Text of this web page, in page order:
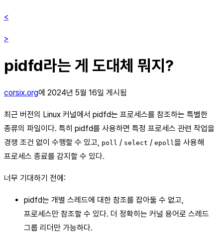
<
>
pidfd라는 게 도대체 뭐지?
corsix.org에 2024년 5월 16일 게시됨
최근 버전의 Linux 커널에서 pidfd는 프로세스를 참조하는 특별한
종류의 파일이다. 특히 pidfd를 사용하면 특정 프로세스 관련 작업을
경쟁 조건 없이 수행할 수 있고,
poll / select / epoll 을 사용해
프로세스 종료를 감지할 수 있다.
너무 기대하기 전에:
pidfd는 개별 스레드에 대한 참조를 잡아둘 수 없고,
프로세스만 참조할 수 있다. 더 정확히는 커널 용어로 스레드
그룹 리더만 가능하다.